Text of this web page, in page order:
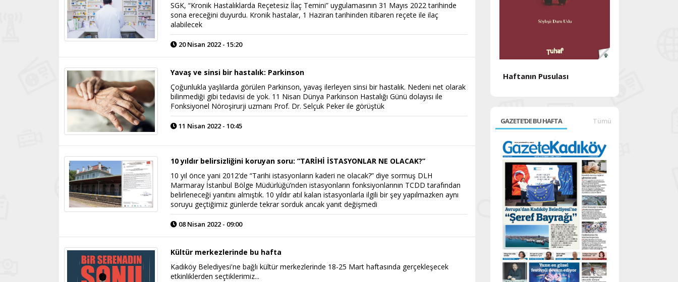
SGK, “Kronik Hastalıklarda Reçetesiz İlaç Temini” uygulamasının 31 Mayıs 2022 tarihinde
sona ereceğini duyurdu. Kronik hastalar, 1 Haziran tarihinden itibaren reçete ile ilaç
alabilecek
20 Nisan 2022 - 15:20
Yavaş ve sinsi bir hastalık: Parkinson
Çoğunlukla yaşlılarda görülen Parkinson, yavaş ilerleyen sinsi bir hastalık. Nedeni net olarak
bilinmediği gibi tedavisi de yok. 11 Nisan Dünya Parkinson Hastalığı Günü dolayısı ile
Fonksiyonel Nöroşirurji uzmanı Prof. Dr. Selçuk Peker ile görüştük
11 Nisan 2022 - 10:45
10 yıldır belirsizliğini koruyan soru: “TARİHİ İSTASYONLAR NE OLACAK?”
10 yıl önce yani 2012’de “Tarihi istasyonların kaderi ne olacak?” diye sormuş DLH
Marmaray İstanbul Bölge Müdürlüğü’nden istasyonların fonksiyonlarının TCDD tarafından
belirleneceği yanıtını almıştık. 10 yıldır atıl kalan istasyonlarla ilgili bir şey yapılmazken aynı
soruyu geçtiğimiz günlerde tekrar sorduk ancak yanıt değişmedi
08 Nisan 2022 - 09:00
Kültür merkezlerinde bu hafta
Kadıköy Belediyesi'ne bağlı kültür merkezlerinde 18-25 Mart haftasında gerçekleşecek
etkinliklerden seçtiklerimiz...
Haftanın Pusulası
GAZETE'DE BU HAFTA Tümü